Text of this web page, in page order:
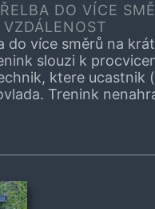
DO VÍCE
do více směrů na
slouzi k
ktere ucastnik
Trenink
navstivne, prosim,